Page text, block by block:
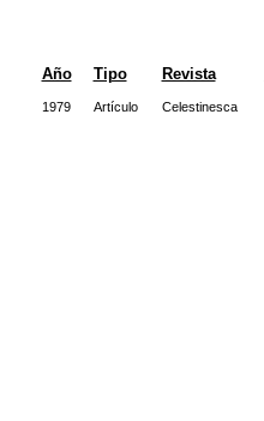
Año Tipo Revista
1979 Artículo Celestinesca